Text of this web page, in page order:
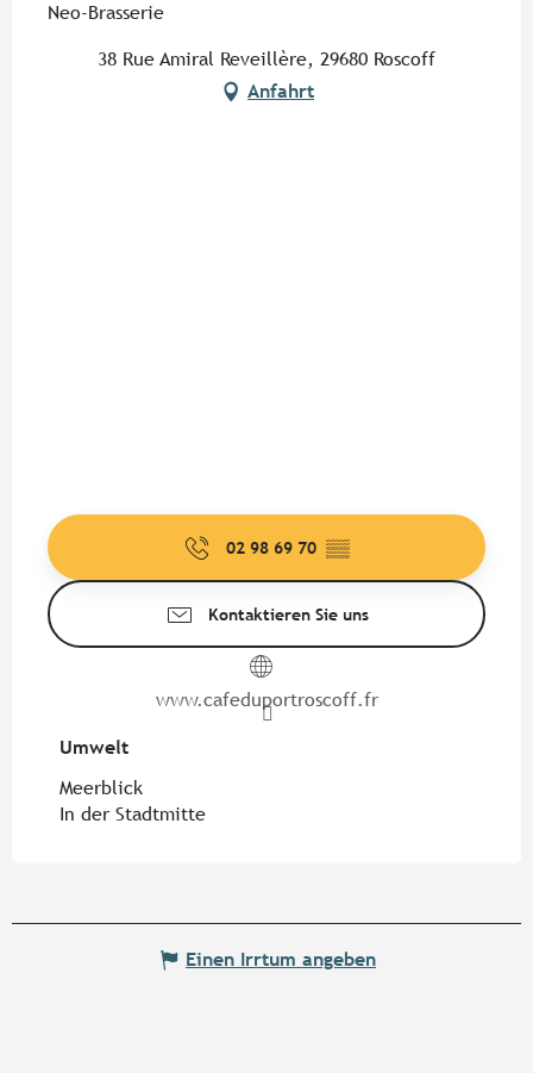
Neo-Brasserie
38 Rue Amiral Reveillère, 29680 Roscoff
Anfahrt
02 98 69 70 ▒▒
Kontaktieren Sie uns
www.cafeduportroscoff.fr
Umwelt
Umwelt
Meerblick
In der Stadtmitte
Einen Irrtum angeben